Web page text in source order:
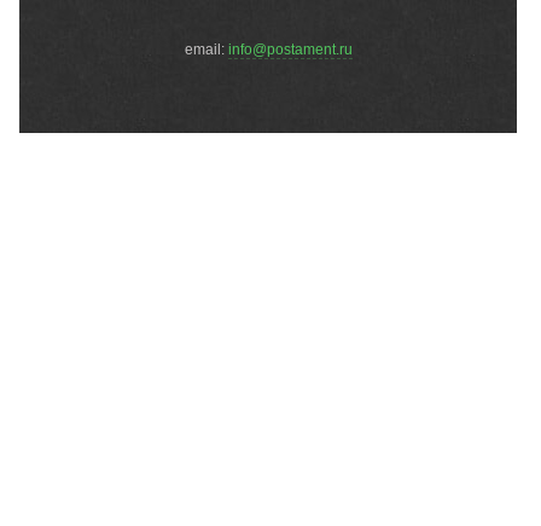
email: info@postament.ru